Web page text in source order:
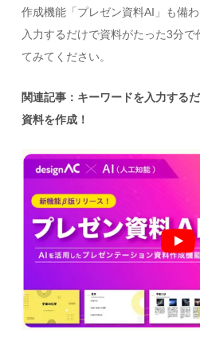
作成機能「プレゼン資料AI」も備
入力するだけで資料がたった3分
てみてください。
関連記事：キーワードを入力する
資料を作成！